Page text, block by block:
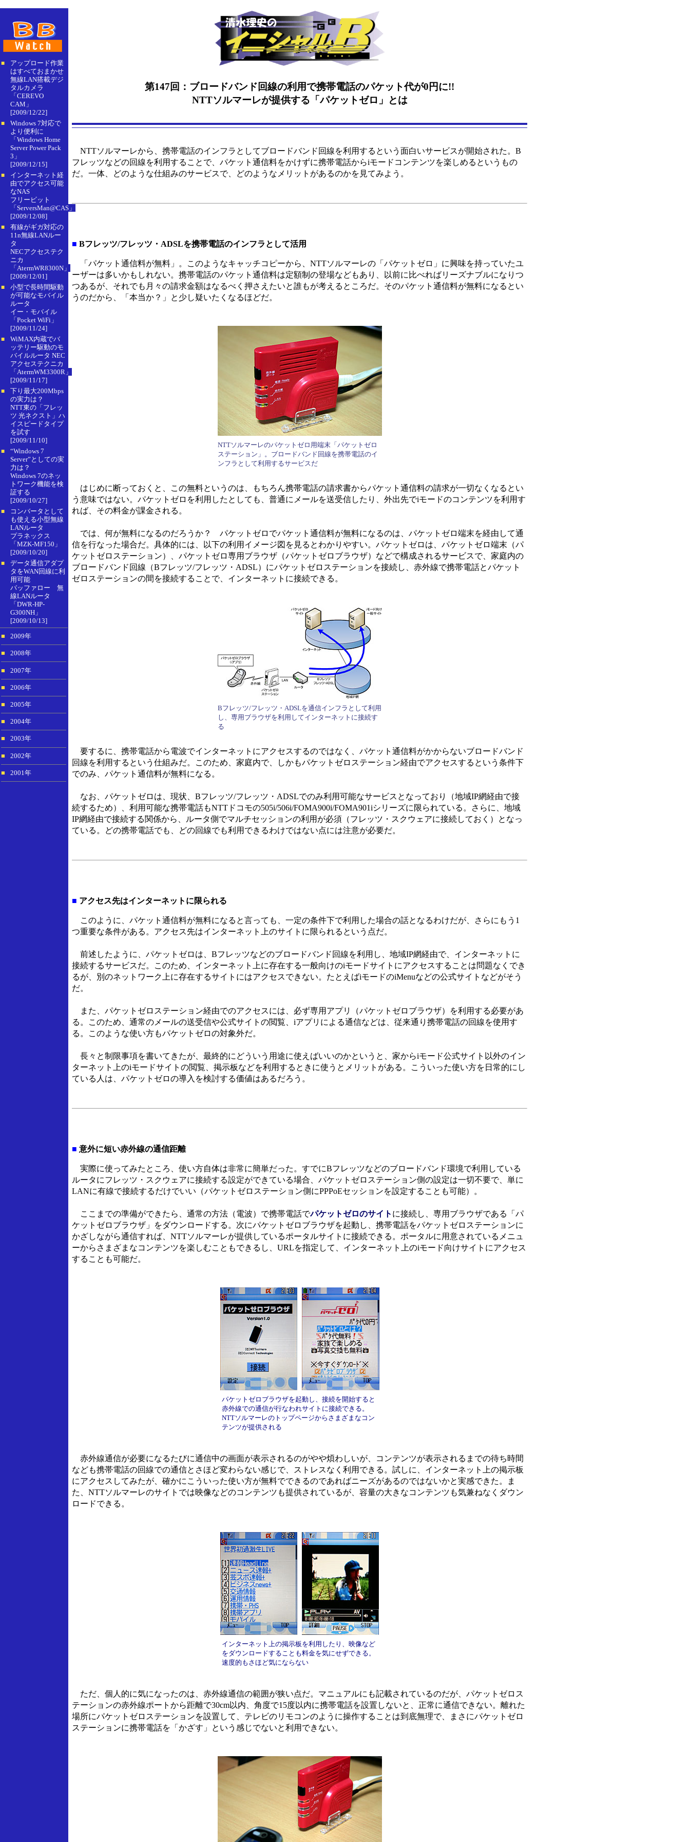
■
アップロード作業
はすべておまかせ
無線LAN搭載デジ
タルカメラ
「CEREVO
CAM」
[2009/12/22]
■
Windows 7対応で
より便利に
「Windows Home
Server Power Pack
3」
[2009/12/15]
■
インターネット経
由でアクセス可能
なNAS
フリービット
「ServersMan@CAS」
[2009/12/08]
■
有線がギガ対応の
11n無線LANルー
タ
NECアクセステク
ニカ
「AtermWR8300N」
[2009/12/01]
■
小型で長時間駆動
が可能なモバイル
ルータ
イー・モバイル
「Pocket WiFi」
[2009/11/24]
■
WiMAX内蔵でバ
ッテリー駆動のモ
バイルルータ NEC
アクセステクニカ
「AtermWM3300R」
[2009/11/17]
■
下り最大200Mbps
の実力は？
NTT東の「フレッ
ツ 光ネクスト」ハ
イスピードタイプ
を試す
[2009/11/10]
■
“Windows 7
Server”としての実
力は？
Windows 7のネッ
トワーク機能を検
証する
[2009/10/27]
■
コンバータとして
も使える小型無線
LANルータ
プラネックス
「MZK-MF150」
[2009/10/20]
■
データ通信アダプ
タをWAN回線に利
用可能
バッファロー 無
線LANルータ
「DWR-HP-
G300NH」
[2009/10/13]
■ 2009年
■ 2008年
■ 2007年
■ 2006年
■ 2005年
■ 2004年
■ 2003年
■ 2002年
■ 2001年
第147回：ブロードバンド回線の利用で携帯電話のパケット代が0円に!!
NTTソルマーレが提供する「パケットゼロ」とは
NTTソルマーレから、携帯電話のインフラとしてブロードバンド回線を利用するという面白いサービスが開始された。B
フレッツなどの回線を利用することで、パケット通信料をかけずに携帯電話からiモードコンテンツを楽しめるというもの
だ。一体、どのような仕組みのサービスで、どのようなメリットがあるのかを見てみよう。
■ Bフレッツ/フレッツ・ADSLを携帯電話のインフラとして活用
「パケット通信料が無料」。このようなキャッチコピーから、NTTソルマーレの「パケットゼロ」に興味を持っていたユ
ーザーは多いかもしれない。携帯電話のパケット通信料は定額制の登場などもあり、以前に比べればリーズナブルになりつ
つあるが、それでも月々の請求金額はなるべく押さえたいと誰もが考えるところだ。そのパケット通信料が無料になるとい
うのだから、「本当か？」と少し疑いたくなるほどだ。
NTTソルマーレのパケットゼロ用端末「パケットゼロ
ステーション」。ブロードバンド回線を携帯電話のイ
ンフラとして利用するサービスだ
はじめに断っておくと、この無料というのは、もちろん携帯電話の請求書からパケット通信料の請求が一切なくなるとい
う意味ではない。パケットゼロを利用したとしても、普通にメールを送受信したり、外出先でiモードのコンテンツを利用す
れば、その料金が課金される。
では、何が無料になるのだろうか？ パケットゼロでパケット通信料が無料になるのは、パケットゼロ端末を経由して通
信を行なった場合だ。具体的には、以下の利用イメージ図を見るとわかりやすい。パケットゼロは、パケットゼロ端末（パ
ケットゼロステーション）、パケットゼロ専用ブラウザ（パケットゼロブラウザ）などで構成されるサービスで、家庭内の
ブロードバンド回線（Bフレッツ/フレッツ・ADSL）にパケットゼロステーションを接続し、赤外線で携帯電話とパケット
ゼロステーションの間を接続することで、インターネットに接続できる。
Bフレッツ/フレッツ・ADSLを通信インフラとして利用
し、専用ブラウザを利用してインターネットに接続す
る
要するに、携帯電話から電波でインターネットにアクセスするのではなく、パケット通信料がかからないブロードバンド
回線を利用するという仕組みだ。このため、家庭内で、しかもパケットゼロステーション経由でアクセスするという条件下
でのみ、パケット通信料が無料になる。
なお、パケットゼロは、現状、Bフレッツ/フレッツ・ADSLでのみ利用可能なサービスとなっており（地域IP網経由で接
続するため）、利用可能な携帯電話もNTTドコモの505i/506i/FOMA900i/FOMA901iシリーズに限られている。さらに、地域
IP網経由で接続する関係から、ルータ側でマルチセッションの利用が必須（フレッツ・スクウェアに接続しておく）となっ
ている。どの携帯電話でも、どの回線でも利用できるわけではない点には注意が必要だ。
■ アクセス先はインターネットに限られる
このように、パケット通信料が無料になると言っても、一定の条件下で利用した場合の話となるわけだが、さらにもう1
つ重要な条件がある。アクセス先はインターネット上のサイトに限られるという点だ。
前述したように、パケットゼロは、Bフレッツなどのブロードバンド回線を利用し、地域IP網経由で、インターネットに
接続するサービスだ。このため、インターネット上に存在する一般向けのiモードサイトにアクセスすることは問題なくでき
るが、別のネットワーク上に存在するサイトにはアクセスできない。たとえばiモードのiMenuなどの公式サイトなどがそう
だ。
また、パケットゼロステーション経由でのアクセスには、必ず専用アプリ（パケットゼロブラウザ）を利用する必要があ
る。このため、通常のメールの送受信や公式サイトの閲覧、iアプリによる通信などは、従来通り携帯電話の回線を使用す
る。このような使い方もパケットゼロの対象外だ。
長々と制限事項を書いてきたが、最終的にどういう用途に使えばいいのかというと、家からiモード公式サイト以外のイン
ターネット上のiモードサイトの閲覧、掲示板などを利用するときに使うとメリットがある。こういった使い方を日常的にし
ている人は、パケットゼロの導入を検討する価値はあるだろう。
■ 意外に短い赤外線の通信距離
実際に使ってみたところ、使い方自体は非常に簡単だった。すでにBフレッツなどのブロードバンド環境で利用している
ルータにフレッツ・スクウェアに接続する設定ができている場合、パケットゼロステーション側の設定は一切不要で、単に
LANに有線で接続するだけでいい（パケットゼロステーション側にPPPoEセッションを設定することも可能）。
ここまでの準備ができたら、通常の方法（電波）で携帯電話でパケットゼロのサイト に接続し、専用ブラウザである「パ
ケットゼロブラウザ」をダウンロードする。次にパケットゼロブラウザを起動し、携帯電話をパケットゼロステーションに
かざしながら通信すれば、NTTソルマーレが提供しているポータルサイトに接続できる。ポータルに用意されているメニュ
ーからさまざまなコンテンツを楽しむこともできるし、URLを指定して、インターネット上のiモード向けサイトにアクセス
することも可能だ。
パケットゼロブラウザを起動し、接続を開始すると
赤外線での通信が行なわれサイトに接続できる。
NTTソルマーレのトップページからさまざまなコン
テンツが提供される
赤外線通信が必要になるたびに通信中の画面が表示されるのがやや煩わしいが、コンテンツが表示されるまでの待ち時間
なども携帯電話の回線での通信とさほど変わらない感じで、ストレスなく利用できる。試しに、インターネット上の掲示板
にアクセスしてみたが、確かにこういった使い方が無料でできるのであればニーズがあるのではないかと実感できた。ま
た、NTTソルマーレのサイトでは映像などのコンテンツも提供されているが、容量の大きなコンテンツも気兼ねなくダウン
ロードできる。
インターネット上の掲示板を利用したり、映像など
をダウンロードすることも料金を気にせずできる。
速度的もさほど気にならない
ただ、個人的に気になったのは、赤外線通信の範囲が狭い点だ。マニュアルにも記載されているのだが、パケットゼロス
テーションの赤外線ポートから距離で30cm以内、角度で15度以内に携帯電話を設置しないと、正常に通信できない。離れた
場所にパケットゼロステーションを設置して、テレビのリモコンのように操作することは到底無理で、まさにパケットゼロ
ステーションに携帯電話を「かざす」という感じでないと利用できない。